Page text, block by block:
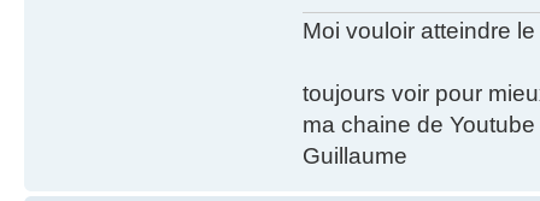
Moi vouloir atteindre
toujours voir pour
ma chaine de
Guillaume